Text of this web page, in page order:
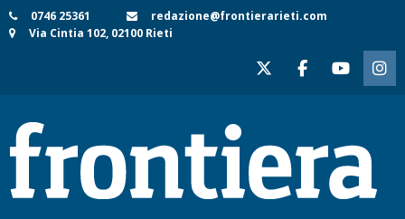
Skip
to
0746 25361
redazione@frontierarieti.com
Via Cintia 102, 02100 Rieti